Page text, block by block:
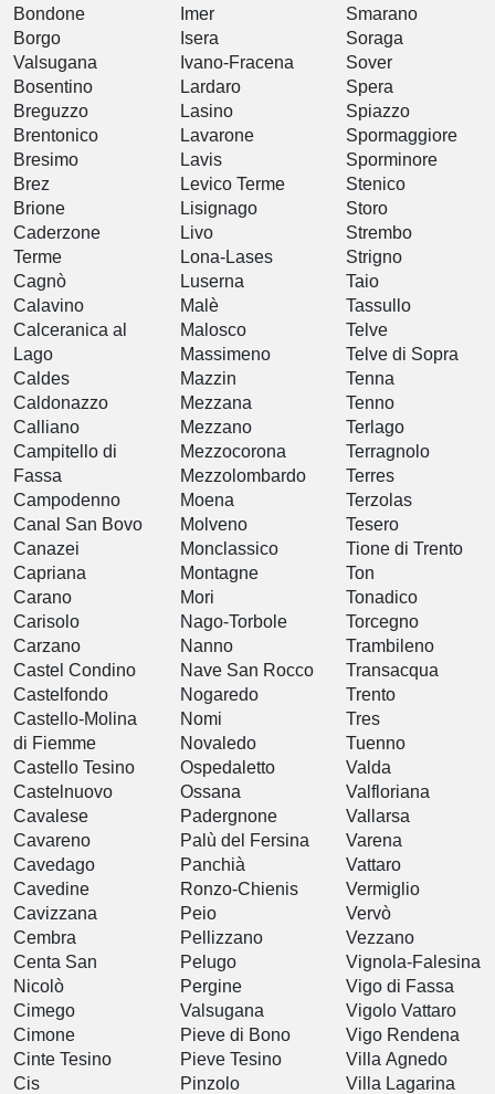
Bondone
Borgo
Valsugana
Bosentino
Breguzzo
Brentonico
Bresimo
Brez
Brione
Caderzone
Terme
Cagnò
Calavino
Calceranica al
Lago
Caldes
Caldonazzo
Calliano
Campitello di
Fassa
Campodenno
Canal San Bovo
Canazei
Capriana
Carano
Carisolo
Carzano
Castel Condino
Castelfondo
Castello-Molina
di Fiemme
Castello Tesino
Castelnuovo
Cavalese
Cavareno
Cavedago
Cavedine
Cavizzana
Cembra
Centa San
Nicolò
Cimego
Cimone
Cinte Tesino
Cis
Imer
Isera
Ivano-Fracena
Lardaro
Lasino
Lavarone
Lavis
Levico Terme
Lisignago
Livo
Lona-Lases
Luserna
Malè
Malosco
Massimeno
Mazzin
Mezzana
Mezzano
Mezzocorona
Mezzolombardo
Moena
Molveno
Monclassico
Montagne
Mori
Nago-Torbole
Nanno
Nave San Rocco
Nogaredo
Nomi
Novaledo
Ospedaletto
Ossana
Padergnone
Palù del Fersina
Panchià
Ronzo-Chienis
Peio
Pellizzano
Pelugo
Pergine
Valsugana
Pieve di Bono
Pieve Tesino
Pinzolo
Smarano
Soraga
Sover
Spera
Spiazzo
Spormaggiore
Sporminore
Stenico
Storo
Strembo
Strigno
Taio
Tassullo
Telve
Telve di Sopra
Tenna
Tenno
Terlago
Terragnolo
Terres
Terzolas
Tesero
Tione di Trento
Ton
Tonadico
Torcegno
Trambileno
Transacqua
Trento
Tres
Tuenno
Valda
Valfloriana
Vallarsa
Varena
Vattaro
Vermiglio
Vervò
Vezzano
Vignola-Falesina
Vigo di Fassa
Vigolo Vattaro
Vigo Rendena
Villa Agnedo
Villa Lagarina